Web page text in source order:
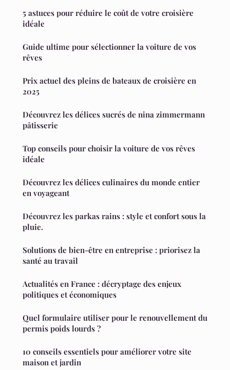
5 astuces pour réduire le coût de votre croisière
idéale
Guide ultime pour sélectionner la voiture de vos
rêves
Prix actuel des pleins de bateaux de croisière en
2025
Découvrez les délices sucrés de nina zimmermann
pâtisserie
Top conseils pour choisir la voiture de vos rêves
idéale
Découvrez les délices culinaires du monde entier
en voyageant
Découvrez les parkas rains : style et confort sous la
pluie.
Solutions de bien-être en entreprise : priorisez la
santé au travail
Actualités en France : décryptage des enjeux
politiques et économiques
Quel formulaire utiliser pour le renouvellement du
permis poids lourds ?
10 conseils essentiels pour améliorer votre site
maison et jardin